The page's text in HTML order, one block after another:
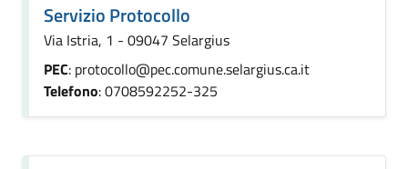
Servizio Protocollo
Via Istria, 1 - 09047 Selargius
PEC: protocollo@pec.comune.selargius.ca.it
Telefono: 0708592252-325